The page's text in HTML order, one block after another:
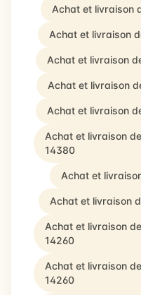
Achat et livraison
Achat et livraison
Achat et livraison
Achat et livraison
Achat et livraison
Achat et livraison
14380
Achat et
Achat et livraison
Achat et livraison
14260
Achat et livraison
14260